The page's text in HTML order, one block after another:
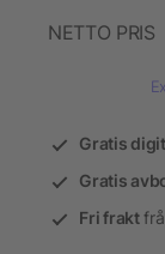
NETTO PRIS
Gratis
Gratis
Fri frakt